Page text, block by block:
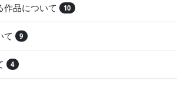
作品について 10
て 9
4